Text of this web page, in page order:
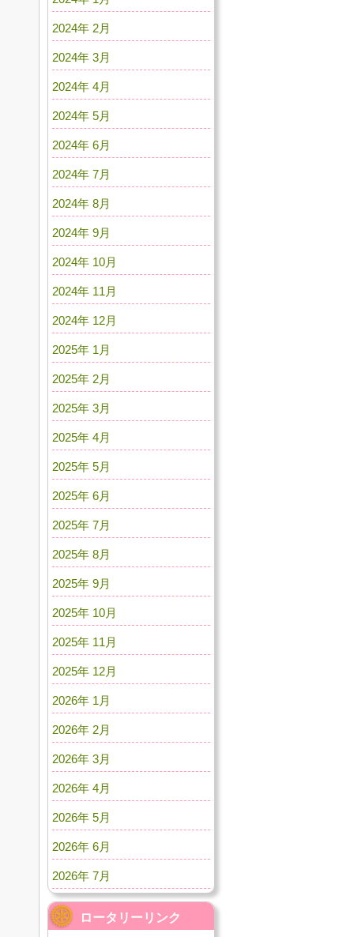
2024年 2月
2024年 3月
2024年 4月
2024年 5月
2024年 6月
2024年 7月
2024年 8月
2024年 9月
2024年 10月
2024年 11月
2024年 12月
2025年 1月
2025年 2月
2025年 3月
2025年 4月
2025年 5月
2025年 6月
2025年 7月
2025年 8月
2025年 9月
2025年 10月
2025年 11月
2025年 12月
2026年 1月
2026年 2月
2026年 3月
2026年 4月
2026年 5月
2026年 6月
2026年 7月
ロータリーリンク